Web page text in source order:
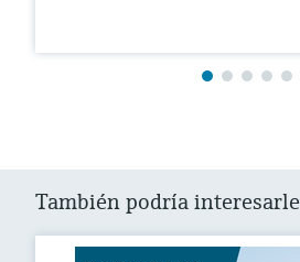
También podría interesarle